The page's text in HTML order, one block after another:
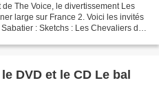
The Voice, le divertissement Les
large sur France 2. Voici les invités
: Sketchs : Les Chevaliers du
DVD et le CD Le bal